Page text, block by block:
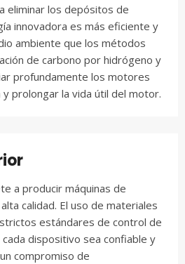
eliminar los depósitos de
innovadora es más eficiente y
ambiente que los métodos
de carbono por hidrógeno y
profundamente los motores
prolongar la vida útil del motor.
a producir máquinas de
calidad. El uso de materiales
estándares de control de
dispositivo sea confiable y
compromiso de